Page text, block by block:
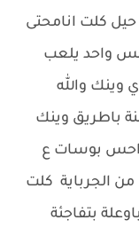
كلت انامحتى
واحد يلعب
وينك والله
باطريق وينك
احس بوسات ع
الجرباية كلت
بتفاجئة